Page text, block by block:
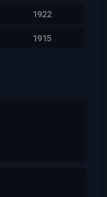
1922
1915